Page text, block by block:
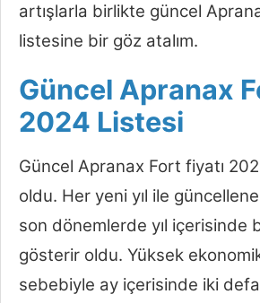
artışlarla birlikte güncel
listesine bir göz atalım.
Güncel Apranax
2024 Listesi
Güncel Apranax Fort fiyatı
oldu. Her yeni yıl ile
son dönemlerde yıl içerisinde
gösterir oldu. Yüksek
sebebiyle ay içerisinde iki